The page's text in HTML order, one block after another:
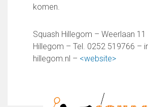
Financieel contactpersoon
Ruimte reserveren/huren
VOLG ONS OP:
komen.
Squash Hillegom – Weerlaan 11
Hillegom – Tel. 0252 519766 –
hillegom.nl – <website>